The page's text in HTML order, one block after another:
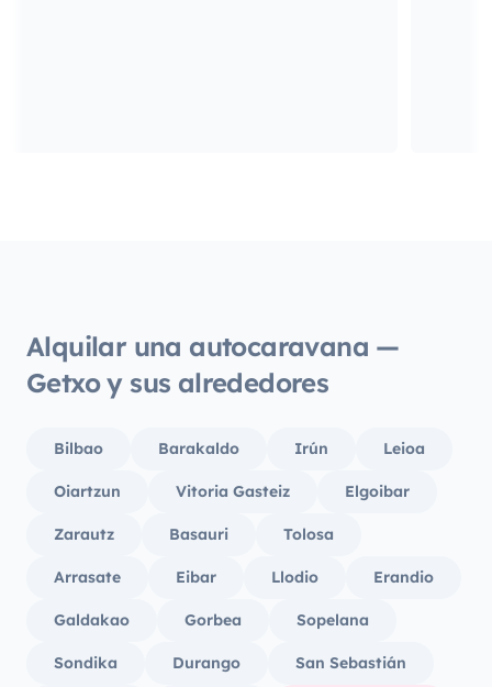
Alquilar una autocaravana —
Getxo y sus alrededores
Bilbao Barakaldo Irún Leioa
Oiartzun Vitoria Gasteiz Elgoibar
Zarautz Basauri Tolosa
Arrasate Eibar Llodio Erandio
Galdakao Gorbea Sopelana
Sondika Durango San Sebastián